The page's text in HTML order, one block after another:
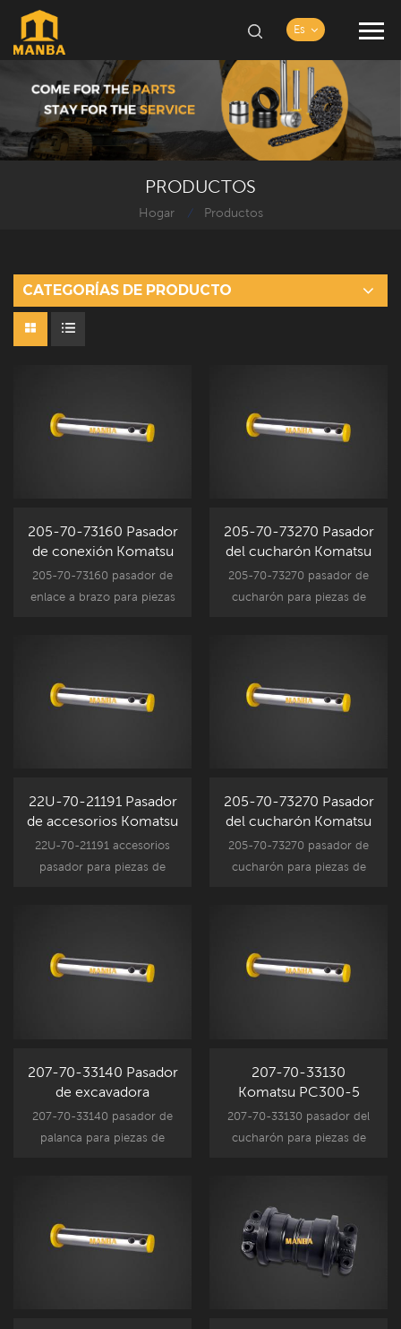
Es
PRODUCTOS
Hogar / Productos
CATEGORÍAS DE PRODUCTO
205-70-73160 Pasador
de conexión Komatsu
PC200-5 PC200-6
205-70-73160 pasador de
enlace a brazo para piezas
pasador de enlace de pieza
de repuesto PC200-5
205-70-73270 Pasador
del cucharón Komatsu
PC200-5 PC200-6
205-70-73270 pasador de
cucharón para piezas de
repuesto PC200-5 PC200-6
22U-70-21191 Pasador
de accesorios Komatsu
PC200-7
22U-70-21191 accesorios
pasador para piezas de
piezas de repuesto de
accesorios Komatsu
205-70-73270 Pasador
del cucharón Komatsu
PC200-7
205-70-73270 pasador de
cucharón para piezas de
repuesto Komatsu PC200-
7.
207-70-33140 Pasador
de excavadora
Komatsu PC300-5
PC300-6
207-70-33140 pasador de
palanca para piezas de
piezas de repuesto PC300-
5 PC300-6.
207-70-33130
Komatsu PC300-5
PC300-6 Pasador del
cucharón
207-70-33130 pasador del
cucharón para piezas de
piezas de repuesto PC300-
5 PC300-6.